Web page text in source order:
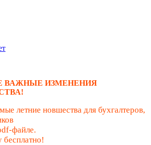
ВАЖНЫЕ ИЗМЕНЕНИЯ
летние новшества для бухгалтеров,
файле.
бесплатно!